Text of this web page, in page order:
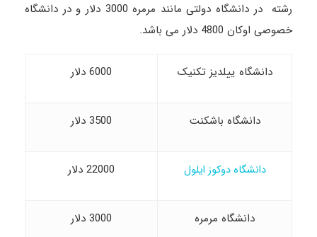
رشته در دانشگاه دولتی مانند مرمره 3000 دلار و در دانشگاه
خصوصی اوکان 4800 دلار می باشد.
دانشگاه ییلدیز تکنیک 6000 دلار
دانشگاه باشکنت 3500 دلار
دانشگاه دوکوز ایلول 22000 دلار
دانشگاه مرمره 3000 دلار